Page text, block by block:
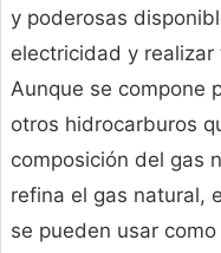
y poderosas
electricidad y
Aunque se compone
otros hidrocarburos
composición del gas
refina el gas natural,
se pueden usar